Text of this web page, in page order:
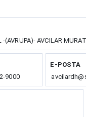
-(AVRUPA)- AVCILAR
9000
E-POSTA